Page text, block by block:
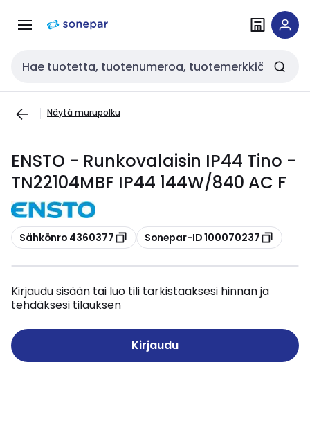
navigointiinsisältöön
Haku
Näytä murupolku
ENSTO - Runkovalaisin IP44 Tino -
TN22104MBF IP44 144W/840 AC F
Kopioi
Sähkönro 4360377 Kopioi
Sonepar-ID 100070237
Kirjaudu sisään tai luo tili tarkistaaksesi hinnan ja
tehdäksesi tilauksen
Kirjaudu